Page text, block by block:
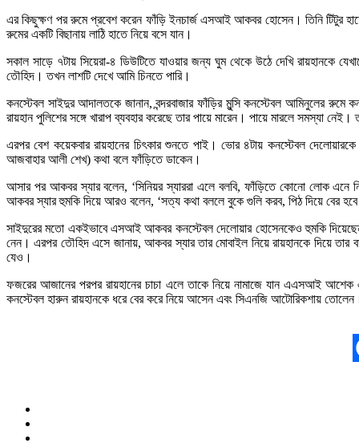
এর কিছুক্ষণ পর রুমে প্রবেশ করেন ফাঁড়ি ইনচার্জ এসআই আকবর হোসেন। তিনি টিটুর
রুমের একটি বিছানায় লাঠি হাতে নিয়ে বসে যান।
সকাল সাড়ে ৭টায় সিয়েরা-৪ ডিউটিতে যাওয়ার জন্য ঘুম থেকে উঠে দেখি রায়হানকে
তৌহিদ। তখন লাশটি দেখে আমি চিনতে পারি।
কনস্টেবল সাইদুর আদালতকে জানান, বন্দরবাজার ফাঁড়ির মুন্সি কনস্টেবল আমিনুলের
রায়হান পুলিশের সঙ্গে খারাপ ব্যবহার করেছে তার পায়ে মারেন। পায়ে মারলে সমস্যা
এরপর বেশ কয়েকবার রায়হানের চিৎকার শুনতে পাই। ভোর ৪টায় কনস্টেবল
আজবাহার আলী শেখ) কথা বলে ফাঁড়িতে ডাকেন।
আসার পর আকবর স্যার বলেন, ‘সিনিয়র স্যাররা এলে বলবি, ফাঁড়িতে কোনো লোক এনে
আকবর স্যার হুমকি দিয়ে আরও বলেন, ‘সত্য কথা বললে বুকে গুলি করব, পিঠ দিয়ে বের
সাইদুরের মতো একইভাবে এসআই আকবর কনস্টেবল দেলোয়ার হোসেনকেও হুমকি দিয়েছেন
নেন। এরপর তৌহিদ এসে জানায়, আকবর স্যার তার মোবাইল নিয়ে রায়হানকে দিয়ে
যেও।
ফজরের আজানের পরপর রায়হানের চাচা এলে তাকে নিয়ে নামাজে যান এএসআই
কনস্টেবল হারুন রায়হানকে ধরে বের করে নিয়ে আসেন এবং সিএনজি আটোরিকশায়